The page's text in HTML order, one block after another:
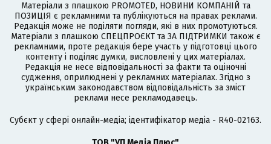
Матеріали з плашкою PROMOTED, НОВИНИ КОМПАНІЙ та
ПОЗИЦІЯ є рекламними та публікуються на правах реклами.
Редакція може не поділяти погляди, які в них промотуються.
Матеріали з плашкою СПЕЦПРОЄКТ та ЗА ПІДТРИМКИ також є
рекламними, проте редакція бере участь у підготовці цього
контенту і поділяє думки, висловлені у цих матеріалах.
Редакція не несе відповідальності за факти та оціночні
судження, оприлюднені у рекламних матеріалах. Згідно з
українським законодавством відповідальність за зміст
реклами несе рекламодавець.
Cубєкт у сфері онлайн-медіа; ідентифікатор медіа - R40-02163.